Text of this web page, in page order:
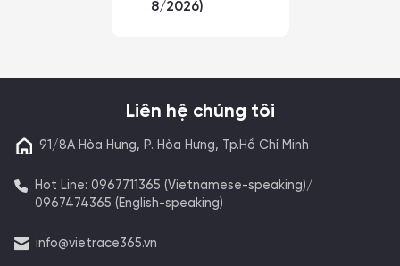
8/2026)
Liên hệ chúng tôi
91/8A Hòa Hưng, P. Hòa Hưng, Tp.Hồ Chí Minh
Hot Line: 0967711365 (Vietnamese-speaking)/
0967474365 (English-speaking)
info@vietrace365.vn